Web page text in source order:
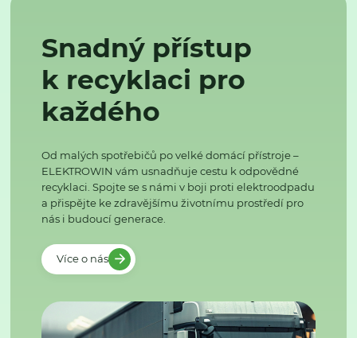
Snadný přístup
k recyklaci pro
každého
Od malých spotřebičů po velké domácí přístroje –
ELEKTROWIN vám usnadňuje cestu k odpovědné
recyklaci. Spojte se s námi v boji proti elektroodpadu
a přispějte ke zdravějšímu životnímu prostředí pro
nás i budoucí generace.
Více o nás